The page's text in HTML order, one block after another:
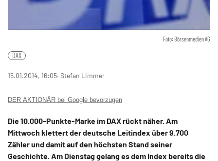
Foto: Börsenmedien AG
DAX
15.01.2014, 16:05‧ Stefan Limmer
DER AKTIONÄR bei Google bevorzugen
Die 10.000-Punkte-Marke im DAX rückt näher. Am
Mittwoch klettert der deutsche Leitindex über 9.700
Zähler und damit auf den höchsten Stand seiner
Geschichte. Am Dienstag gelang es dem Index bereits die